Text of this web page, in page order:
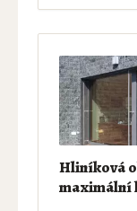
Hliníková
maximální